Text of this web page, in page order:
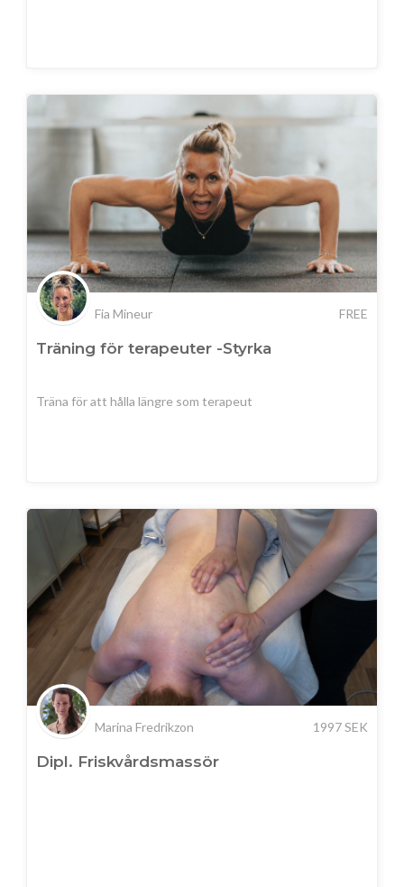
Fia Mineur FREE
Träning för terapeuter -Styrka
Träna för att hålla längre som terapeut
Marina Fredrikzon 1997SEK
Dipl. Friskvårdsmassör